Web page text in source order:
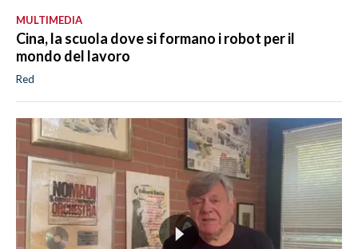
MULTIMEDIA
Cina, la scuola dove si formano i robot per il
mondo del lavoro
Red